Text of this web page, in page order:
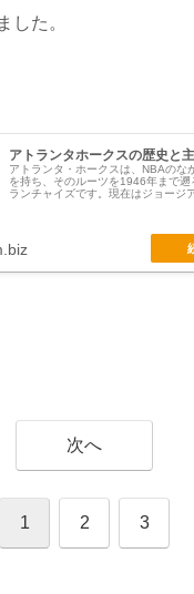
した。
アトランタホークスの歴史と
アトランタ・ホークスは、NBAのな
を持ち、そのルーツを1946年まで遡
ランチャイズです。現在はジョージ
次へ
1 2 3